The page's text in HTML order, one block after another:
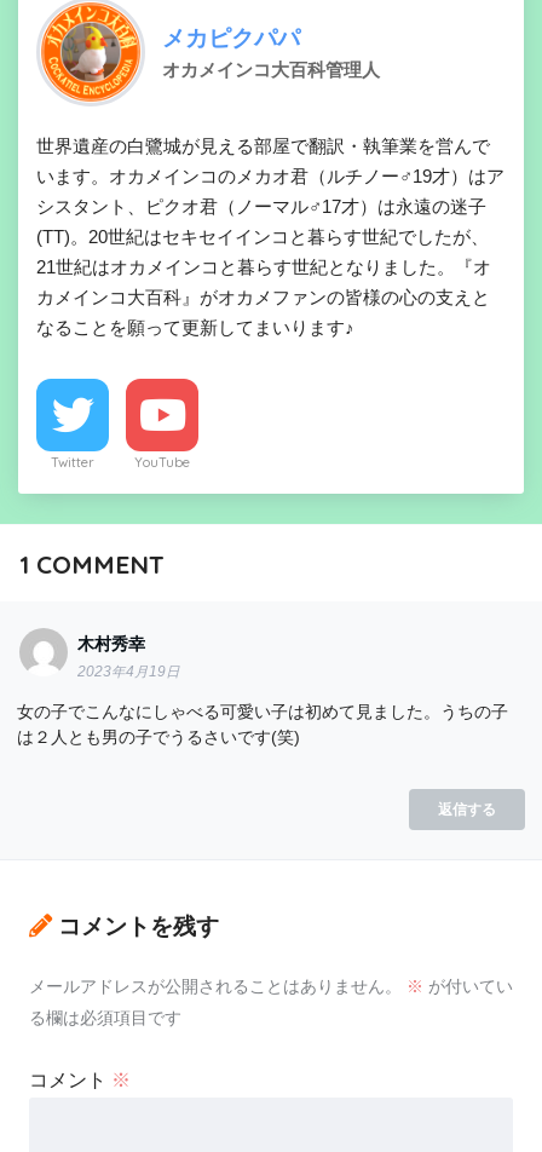
メカピクパパ
オカメインコ大百科管理人
世界遺産の白鷺城が見える部屋で翻訳・執筆業を営んで
います。オカメインコのメカオ君（ルチノー♂19才）はア
シスタント、ピクオ君（ノーマル♂17才）は永遠の迷子
(TT)。20世紀はセキセイインコと暮らす世紀でしたが、
21世紀はオカメインコと暮らす世紀となりました。『オ
カメインコ大百科』がオカメファンの皆様の心の支えと
なることを願って更新してまいります♪
Twitter YouTube
1 COMMENT
木村秀幸
2023年4月19日
女の子でこんなにしゃべる可愛い子は初めて見ました。うちの子
は２人とも男の子でうるさいです(笑)
返信する
コメントを残す
メールアドレスが公開されることはありません。 ※ が付いてい
る欄は必須項目です
コメント ※